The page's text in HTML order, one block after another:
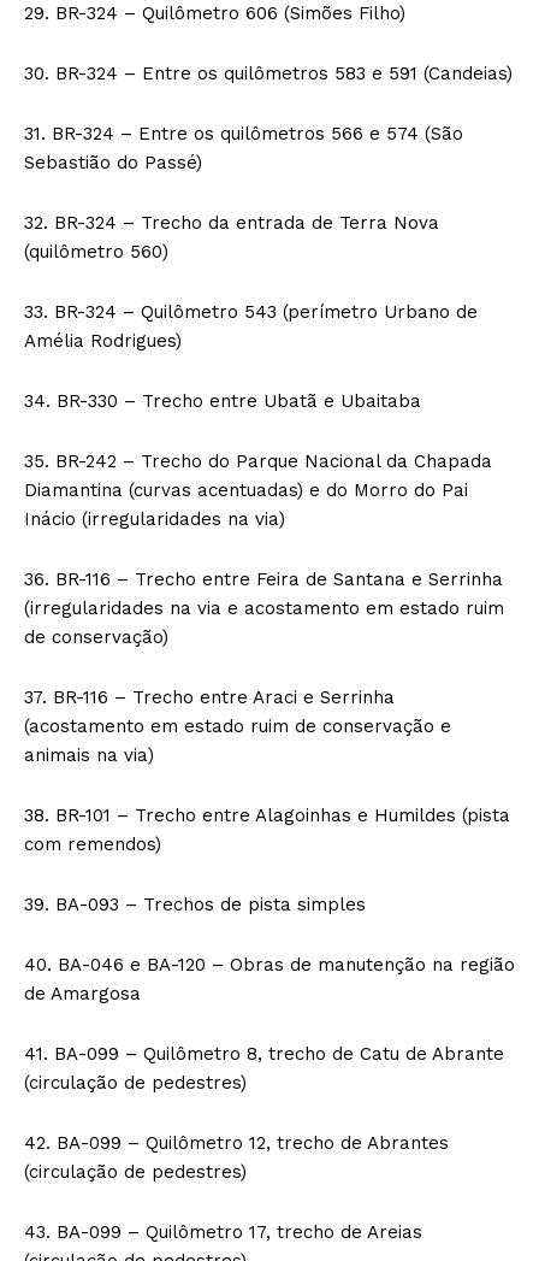
29. BR-324 – Quilômetro 606 (Simões Filho)
30. BR-324 – Entre os quilômetros 583 e 591 (Candeias)
31. BR-324 – Entre os quilômetros 566 e 574 (São
Sebastião do Passé)
32. BR-324 – Trecho da entrada de Terra Nova
(quilômetro 560)
33. BR-324 – Quilômetro 543 (perímetro Urbano de
Amélia Rodrigues)
34. BR-330 – Trecho entre Ubatã e Ubaitaba
35. BR-242 – Trecho do Parque Nacional da Chapada
Diamantina (curvas acentuadas) e do Morro do Pai
Inácio (irregularidades na via)
36. BR-116 – Trecho entre Feira de Santana e Serrinha
(irregularidades na via e acostamento em estado ruim
de conservação)
37. BR-116 – Trecho entre Araci e Serrinha
(acostamento em estado ruim de conservação e
animais na via)
38. BR-101 – Trecho entre Alagoinhas e Humildes (pista
com remendos)
39. BA-093 – Trechos de pista simples
40. BA-046 e BA-120 – Obras de manutenção na região
de Amargosa
41. BA-099 – Quilômetro 8, trecho de Catu de Abrante
(circulação de pedestres)
42. BA-099 – Quilômetro 12, trecho de Abrantes
(circulação de pedestres)
43. BA-099 – Quilômetro 17, trecho de Areias